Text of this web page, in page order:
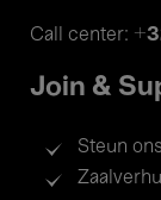
Call center:
Join &
Steun ons